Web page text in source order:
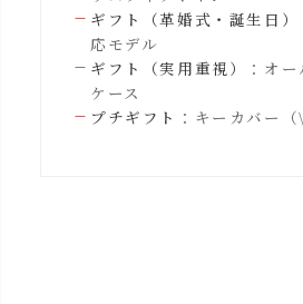
ギフト（革婚式・誕生日）
応モデル
ギフト（実用重視）
：オ
ケース
プチギフト ：キーカバー（